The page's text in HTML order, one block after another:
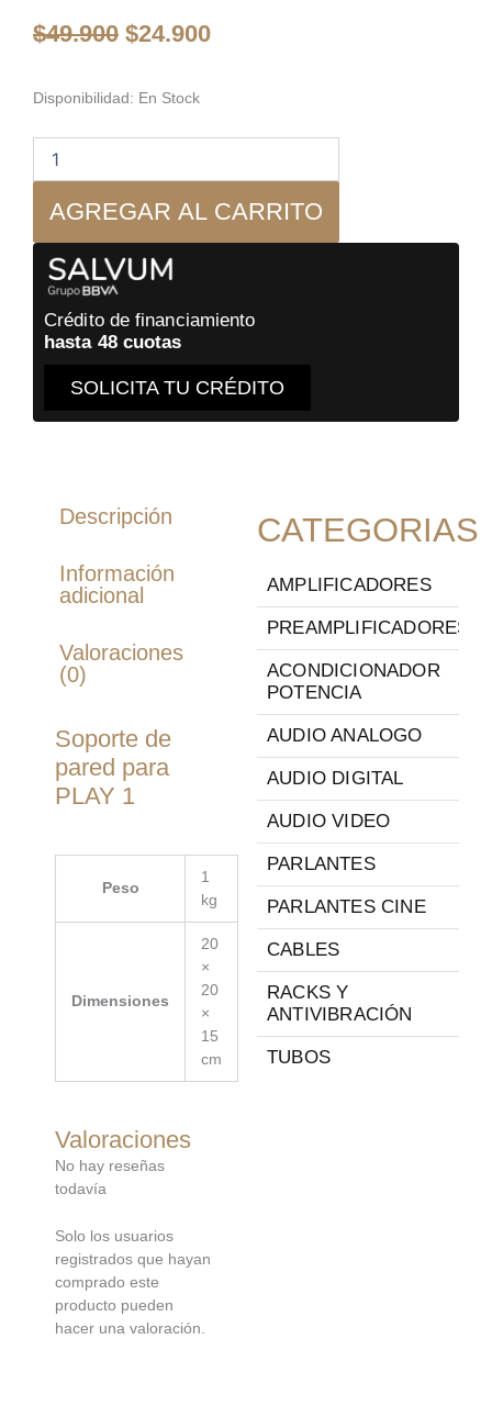
$49.900 El
era:
$24.900El
Disponibilidad: En Stock
Sonos
Play
-
Seminuevo
AGREGAR AL CARRITO
Crédito de financiamiento
hasta 48 cuotas
SOLICITA TU CRÉDITO
Descripción
Información
adicional
Valoraciones
(0)
Soporte de
pared para
PLAY 1
Peso
1
kg
Dimensiones
20
×
20
×
15
cm
Valoraciones
No hay reseñas
todavía
Solo los usuarios
registrados que hayan
comprado este
producto pueden
hacer una valoración.
CATEGORIAS
AMPLIFICADORES
PREAMPLIFICADORES
ACONDICIONADOR
POTENCIA
AUDIO ANALOGO
AUDIO DIGITAL
AUDIO VIDEO
PARLANTES
PARLANTES CINE
CABLES
RACKS Y
ANTIVIBRACIÓN
TUBOS